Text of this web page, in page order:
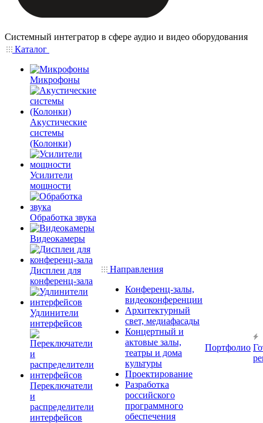
Системный интегратор в сфере аудио и видео оборудования
Каталог
Микрофоны
Акустические
системы
(Колонки)
Усилители
мощности
Обработка звука
Видеокамеры
Дисплеи для
конференц-зала
Удлинители
интерфейсов
Переключатели
и
распределители
интерфейсов
Направления
Конференц-залы,
видеоконференции
Архитектурный
свет, медиафасады
Концертный и
актовые залы,
театры и дома
культуры
Проектирование
Разработка
российского
программного
обеспечения
Портфолио